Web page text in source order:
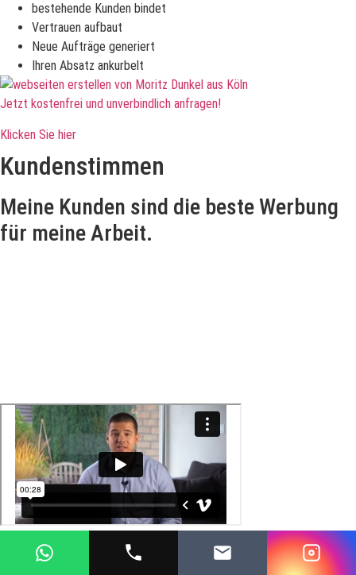
bestehende Kunden bindet
Vertrauen aufbaut
Neue Aufträge generiert
Ihren Absatz ankurbelt
Jetzt kostenfrei und unverbindlich anfragen!
Klicken Sie hier
Kundenstimmen
Meine Kunden sind die beste Werbung
für meine Arbeit.